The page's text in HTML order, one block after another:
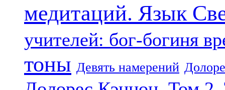
медитаций. Язык
учителей: бог-богиня
тоны Девять намерений